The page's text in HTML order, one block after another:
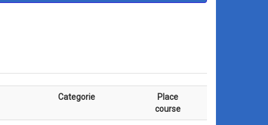
Categorie
Place
course